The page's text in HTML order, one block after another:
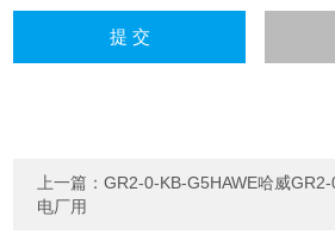
上一篇：GR2-0-KB-G5HAWE哈威
电厂用